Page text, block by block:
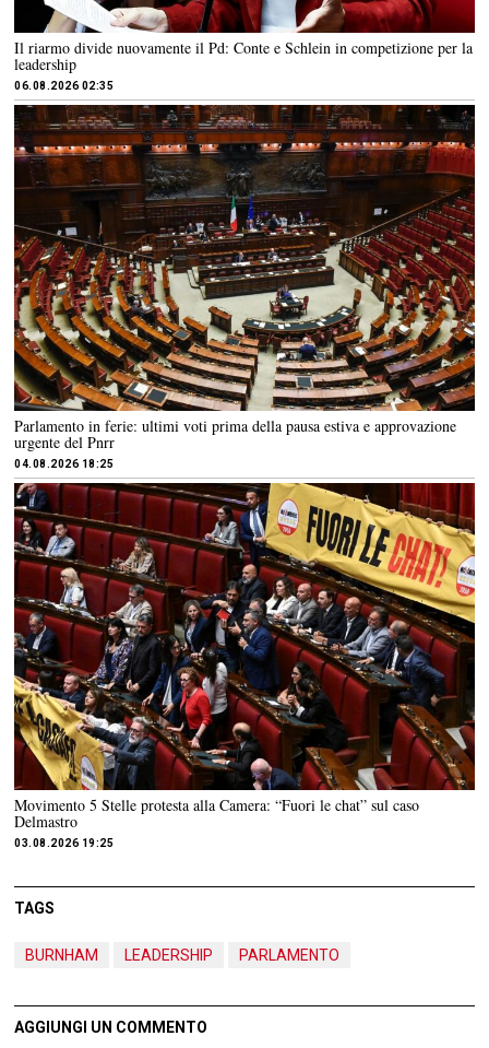
Il riarmo divide nuovamente il Pd: Conte e Schlein in competizione per la
leadership
06.08.2026 02:35
Parlamento in ferie: ultimi voti prima della pausa estiva e approvazione
urgente del Pnrr
04.08.2026 18:25
Movimento 5 Stelle protesta alla Camera: “Fuori le chat” sul caso
Delmastro
03.08.2026 19:25
TAGS
BURNHAM LEADERSHIP PARLAMENTO
AGGIUNGI UN COMMENTO